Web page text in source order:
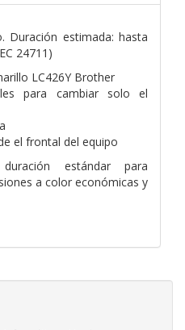
Duración estimada: hasta
24711)
LC426Y Brother
para cambiar solo el
el frontal del equipo
estándar para
a color económicas y